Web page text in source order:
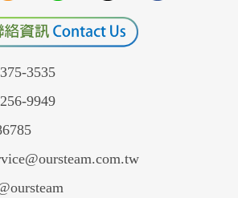
3535
9949